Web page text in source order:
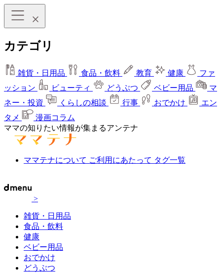
カテゴリ
雑貨・日用品 食品・飲料 教育 健康
ファ
ッション
ビューティ どうぶつ ベビー用品
マ
ネー・投資
くらしの相談 行事 おでかけ
エン
タメ
漫画コラム
ママの知りたい情報が集まるアンテナ
ママテナについて ご利用にあたって タグ一覧
>
雑貨・日用品
食品・飲料
健康
ベビー用品
おでかけ
どうぶつ